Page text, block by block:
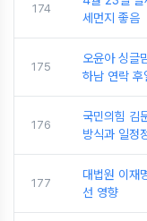
174
세먼지 좋음
175
오윤아 싱글
하남 연락 후
176
국민의힘 김
방식과 일정
177
대법원 이재
선 영향